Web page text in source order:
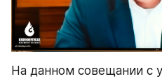
На данном совещании с